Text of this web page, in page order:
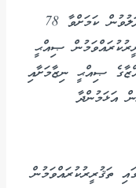
ދުނިޔޭގެ ޞިއްޙަތާ ބެހޭ އެންމެ ބޮޑު ބައްދަލުވުން ކަމަށްވާ 78
ޞިއްޙީ
ޞިއްޙީ ނިޒާމަށާއި
އަޅަމުންދާ
ތަޤުރީރުކުރައްވަމުން